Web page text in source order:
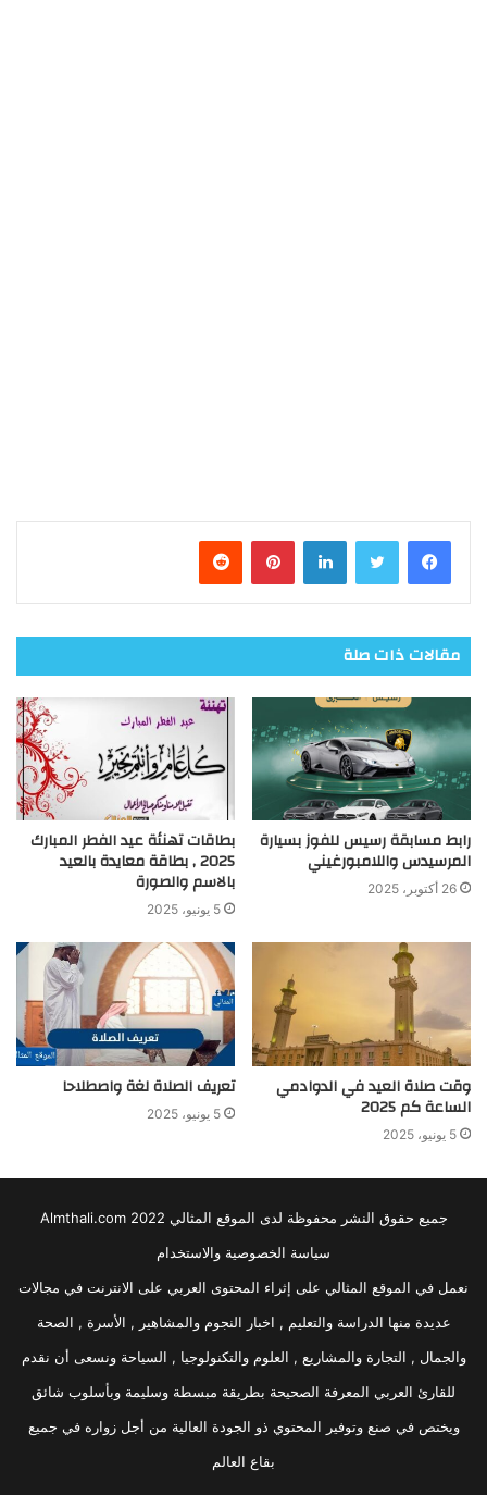
فيسبوك تويتر لينكدإن بينتيريست
مقالات ذات صلة
رابط مسابقة رسيس للفوز بسيارة
المرسيدس واللامبورغيني
26 أكتوبر، 2025
بطاقات تهنئة عيد الفطر المبارك
2025 , بطاقة معايدة بالعيد
بالاسم والصورة
5 يونيو، 2025
وقت صلاة العيد في الدوادمي
الساعة كم 2025
5 يونيو، 2025
تعريف الصلاة لغة واصطلاحا
5 يونيو، 2025
جميع حقوق النشر محفوظة لدى الموقع المثالي 2022 Almthali.com
سياسة الخصوصية والاستخدام
نعمل في الموقع المثالي على إثراء المحتوى العربي على الانترنت في مجالات
عديدة منها الدراسة والتعليم , اخبار النجوم والمشاهير , الأسرة , الصحة
والجمال , التجارة والمشاريع , العلوم والتكنولوجيا , السياحة ونسعى أن نقدم
للقارئ العربي المعرفة الصحيحة بطريقة مبسطة وسليمة وبأسلوب شائق
ويختص في صنع وتوفير المحتوي ذو الجودة العالية من أجل زواره في جميع
بقاع العالم